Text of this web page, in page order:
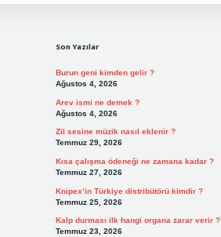
Son Yazılar
Burun geni kimden gelir ?
Ağustos 4, 2026
Arev ismi ne demek ?
Ağustos 4, 2026
Zil sesine müzik nasıl eklenir ?
Temmuz 29, 2026
Kısa çalışma ödeneği ne zamana kadar ?
Temmuz 27, 2026
Knipex’in Türkiye distribütörü kimdir ?
Temmuz 25, 2026
Kalp durması ilk hangi organa zarar verir ?
Temmuz 23, 2026